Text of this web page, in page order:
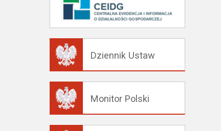
Dziennik Ustaw
Monitor Polski